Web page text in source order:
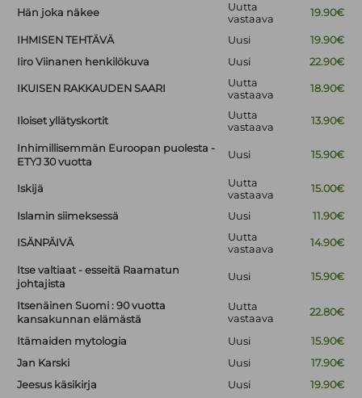
Hän joka näkee
Uutta
vastaava
19.90€
IHMISEN TEHTÄVÄ Uusi
19.90€
Iiro Viinanen henkilökuva
Uusi 22.90€
IKUISEN RAKKAUDEN SAARI
Uutta
vastaava
18.90€
Iloiset yllätyskortit
Uutta
vastaava
13.90€
Inhimillisemmän Euroopan puolesta -
ETYJ 30 vuotta
Uusi 15.90€
Iskijä
Uutta
vastaava
15.00€
Islamin siimeksessä Uusi 11.90€
ISÄNPÄIVÄ
Uutta
vastaava
14.90€
Itse valtiaat - esseitä Raamatun
johtajista
Uusi 15.90€
Itsenäinen Suomi : 90 vuotta
kansakunnan elämästä
Uutta
vastaava
22.80€
Itämaiden mytologia Uusi
15.90€
Jan Karski
Uusi
17.90€
Jeesus käsikirja
Uusi
19.90€